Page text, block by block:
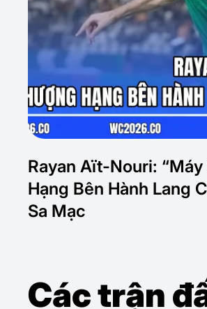
Rayan Aït-Nouri:
Hạng Bên Hành Lang
Sa Mạc
Các trận